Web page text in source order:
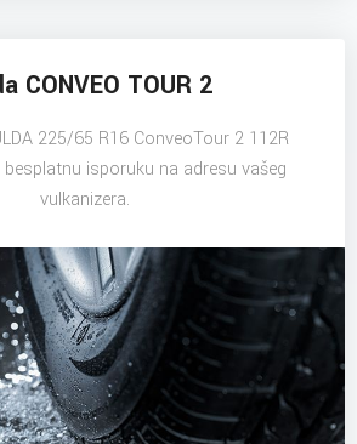
CONVEO TOUR 2
225/65 R16 ConveoTour 2 112R
isporuku na adresu vašeg
vulkanizera.